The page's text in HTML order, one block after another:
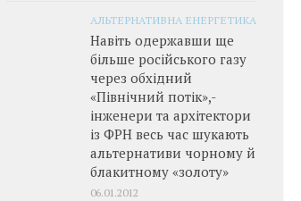
АЛЬТЕРНАТИВНА ЕНЕРГЕТИКА
Навіть одержавши ще
більше російського газу
через обхідний
«Північний потік»,­
інженери та архітектори
із ФРН весь час шукають
альтернативи чорному й
блакитному «золоту»
06.01.2012